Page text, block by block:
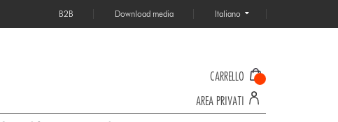
B2B Download media Italiano
CARRELLO
AREA PRIVATI